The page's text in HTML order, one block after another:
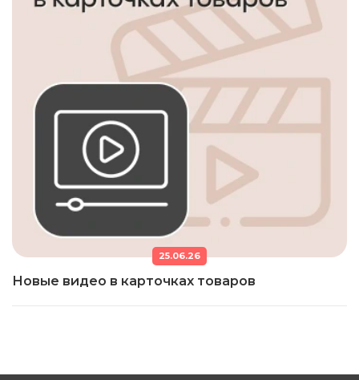
25.06.26
Новые видео в карточках товаров